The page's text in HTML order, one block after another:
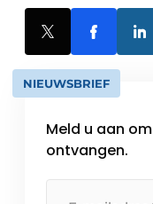
NIEUWSBRIEF
Meld u aan
ontvangen.